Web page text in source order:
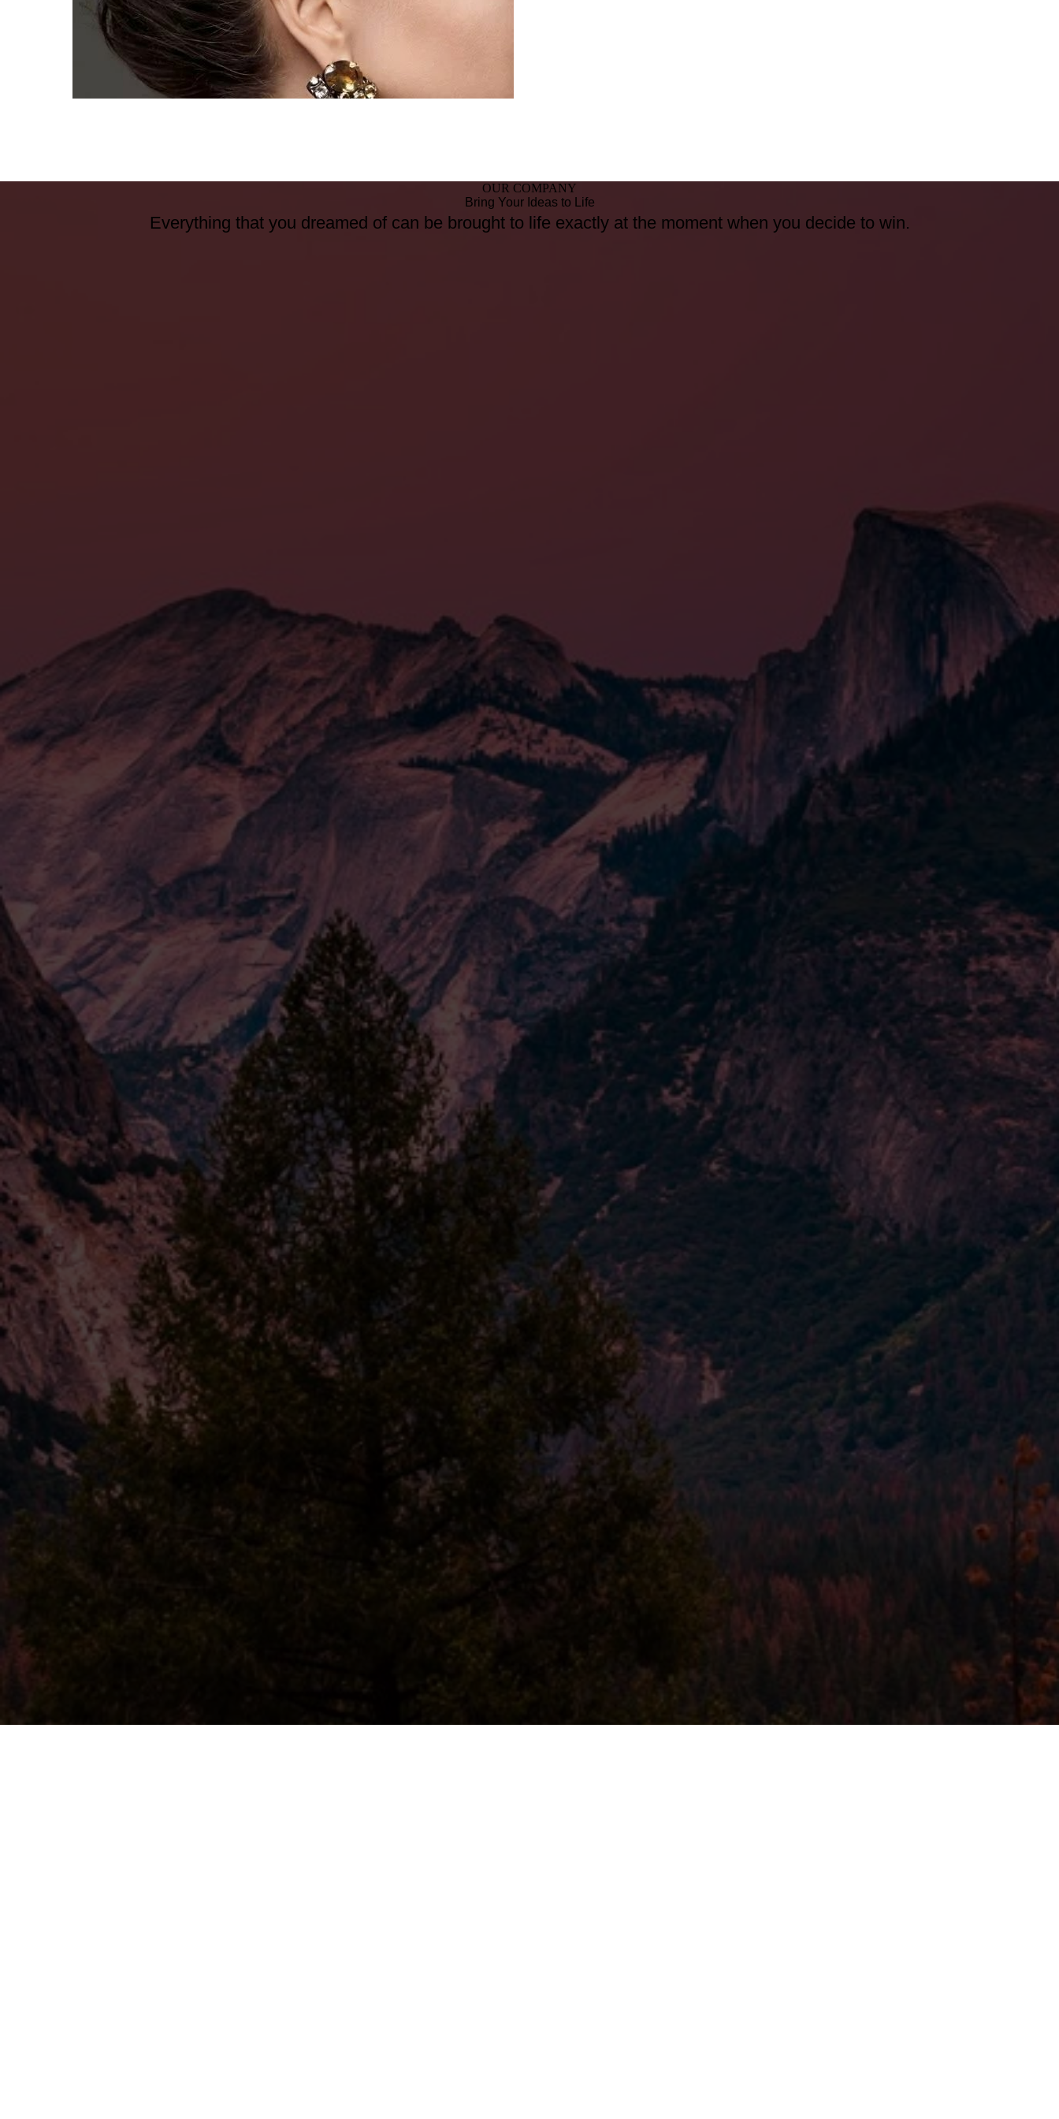
OUR COMPANY
Bring Your Ideas to Life
Everything that you dreamed of can be brought to life exactly at the moment when you decide to win.